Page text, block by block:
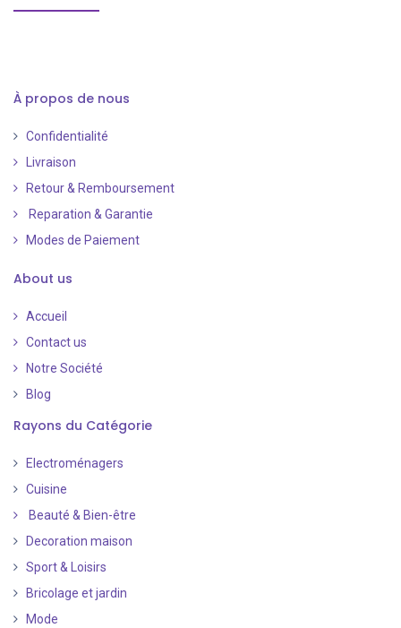
À propos de nous
Confidentialité
Livraison
Retour & Remboursement
Reparation & Garantie
Modes de Paiement
About us
Accueil
Contact us
Notre Société
Blog
Rayons du Catégorie
Electroménagers
Cuisine
Beauté & Bien-être
Decoration maison
Sport & Loisirs
Bricolage et jardin
Mode